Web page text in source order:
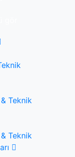
Teknik
Teknik